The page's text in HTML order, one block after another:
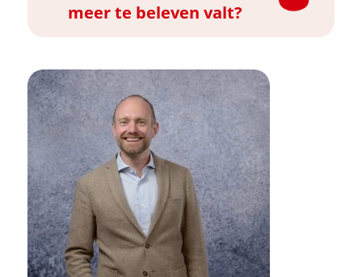
meer te beleven valt?